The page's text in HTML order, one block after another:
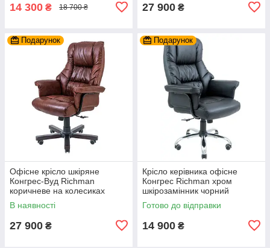
14 300 ₴ 18 700 ₴ 27 900 ₴
Подарунок
Офісне крісло шкіряне
Конгрес-Вуд Richman
коричневе на колесиках
В наявності
27 900 ₴
Подарунок
Крісло керівника офісне
Конгрес Richman хром
шкірозамінник чорний
Готово до відправки
14 900 ₴